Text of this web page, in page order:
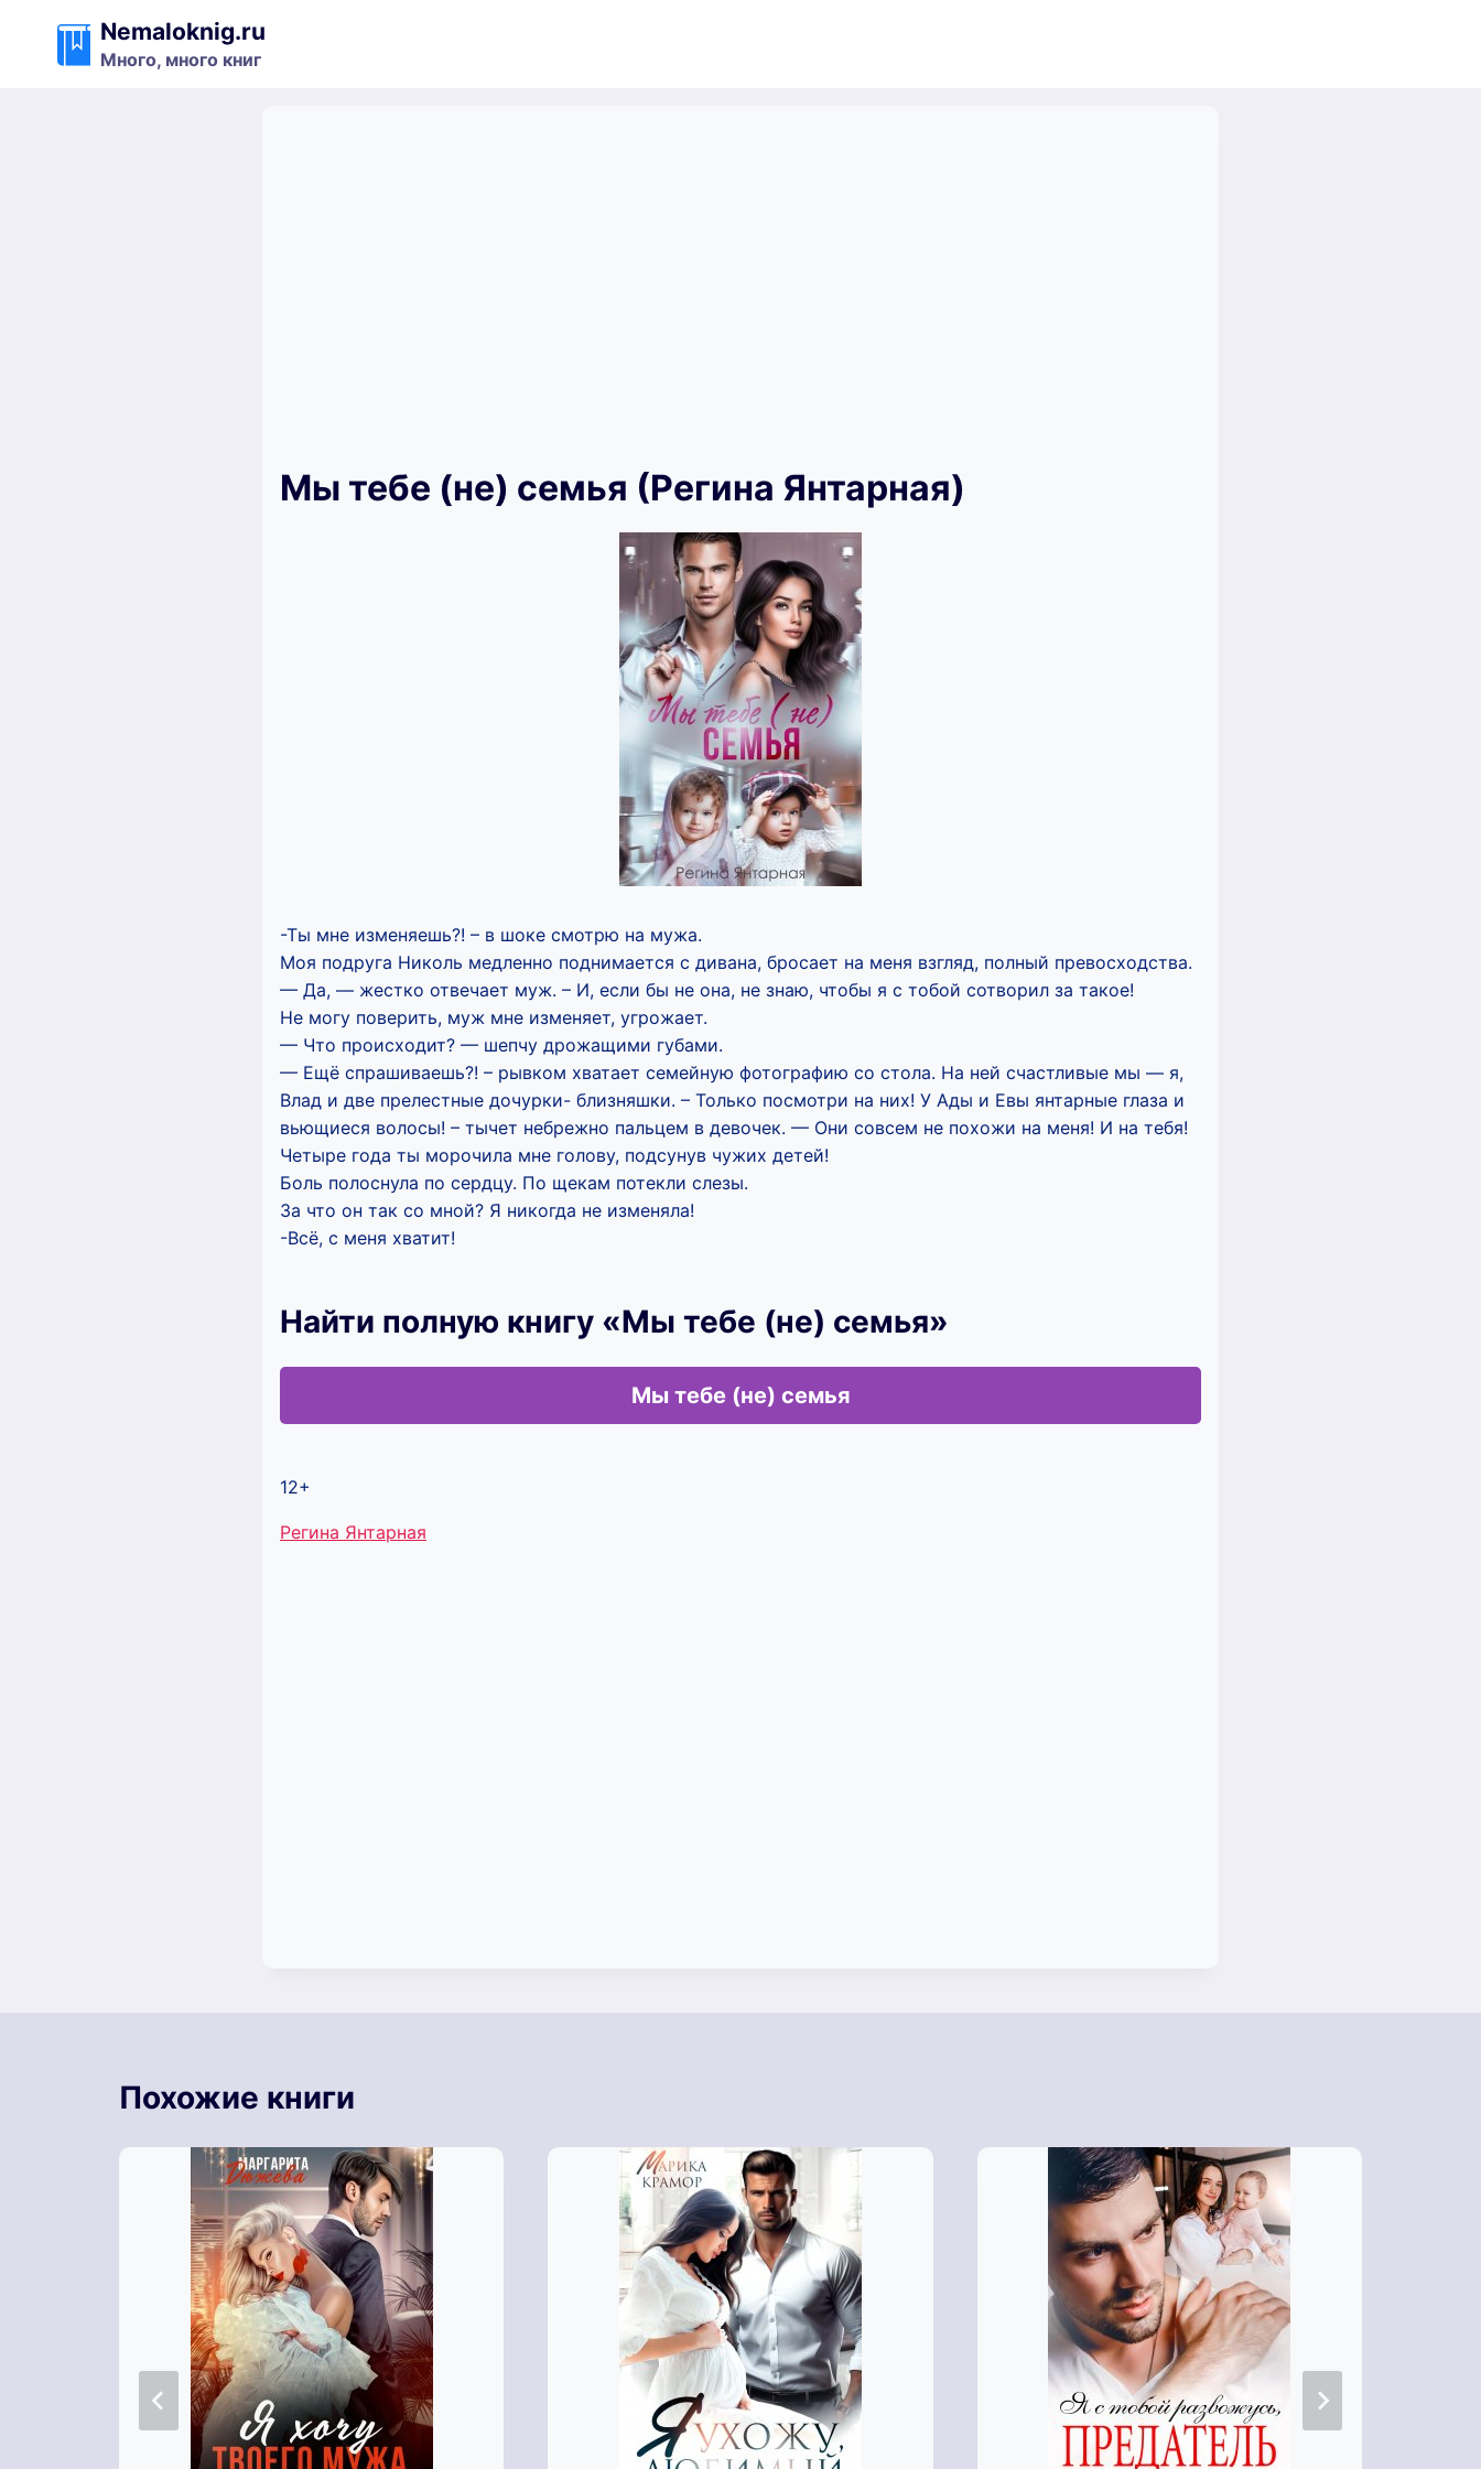
содержимому
Nemaloknig.ru
Много, много книг
Мы тебе (не) семья (Регина Янтарная)
-Ты мне изменяешь?! – в шоке смотрю на мужа.
Моя подруга Николь медленно поднимается с дивана, бросает на меня взгляд, полный превосходства.
— Да, — жестко отвечает муж. – И, если бы не она, не знаю, чтобы я с тобой сотворил за такое!
Не могу поверить, муж мне изменяет, угрожает.
— Что происходит? — шепчу дрожащими губами.
— Ещё спрашиваешь?! – рывком хватает семейную фотографию со стола. На ней счастливые мы — я,
Влад и две прелестные дочурки- близняшки. – Только посмотри на них! У Ады и Евы янтарные глаза и
вьющиеся волосы! – тычет небрежно пальцем в девочек. — Они совсем не похожи на меня! И на тебя!
Четыре года ты морочила мне голову, подсунув чужих детей!
Боль полоснула по сердцу. По щекам потекли слезы.
За что он так со мной? Я никогда не изменяла!
-Всё, с меня хватит!
Найти полную книгу «Мы тебе (не) семья»
Мы тебе (не) семья
12+
Метки
Регина Янтарная
Похожие книги